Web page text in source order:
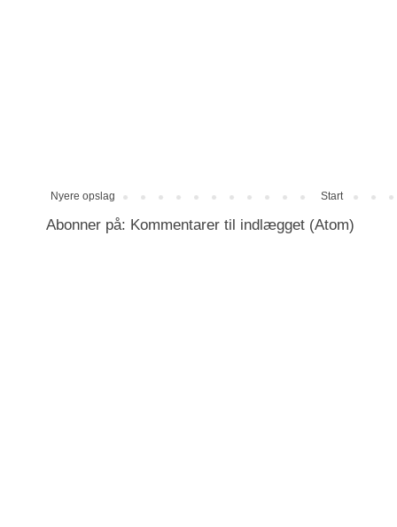
Nyere opslag Start
Abonner på: Kommentarer til indlægget (Atom)